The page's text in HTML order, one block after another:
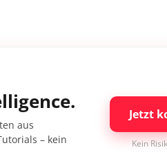
aus
– kein
Jetzt
Kein